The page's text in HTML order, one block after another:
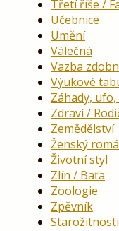
Třetí říše /
Učebnice
Umění
Válečná
Vazba
Výukové
Záhady,
Zdraví /
Zemědělství
Ženský
Životní styl
Zlín / Baťa
Zoologie
Zpěvník